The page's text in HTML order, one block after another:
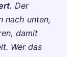
Der
nach unten,
damit
Wer das